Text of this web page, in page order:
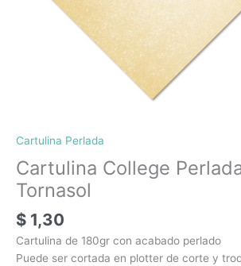
Cartulina Perlada
Cartulina College
Tornasol
$ 1,30
Cartulina de 180gr con acabado perlado
Puede ser cortada en plotter de corte y